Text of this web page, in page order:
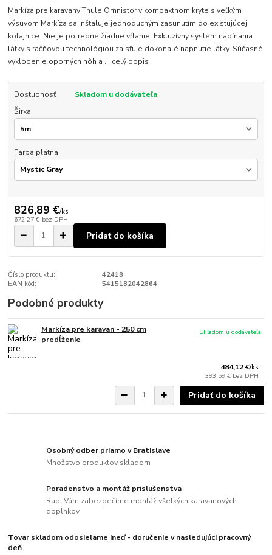
Markíza pre karavany Thule Omnistor v kompaktnom kryte s veľkým
výsuvom Markíza sa inštaluje jednoduchým zasunutím do existujúcej
koľajnice. Nie je potrebné žiadne vŕtanie. Exkluzívny systém napínania
látky s račňovou technológiou zaisťuje dokonalé napnutie látky. Súčasné
vyklopenie oporných nôh a ... celý popis
Dostupnosť
Skladom u dodávateľa
Širka
Farba plátna
826,89 €/ks
672,27 € bez DPH
Pridať do košíka
Číslo produktu:
42418
EAN kód:
5415182042864
Podobné produkty
Markíza pre karavan - 250 cm
predĺženie
484,12 €/ks
393,59 € bez DPH
Skladom u dodávateľa
Pridať do košíka
Osobný odber priamo v Bratislave
Množstvo produktov skladom
Poradenstvo a montáž príslušenstva
Radi Vám zabezpečíme montáž všetkých karavanových
doplnkov
Tovar skladom odosielame ineď - doručenie v nasledujúci pracovný
deň